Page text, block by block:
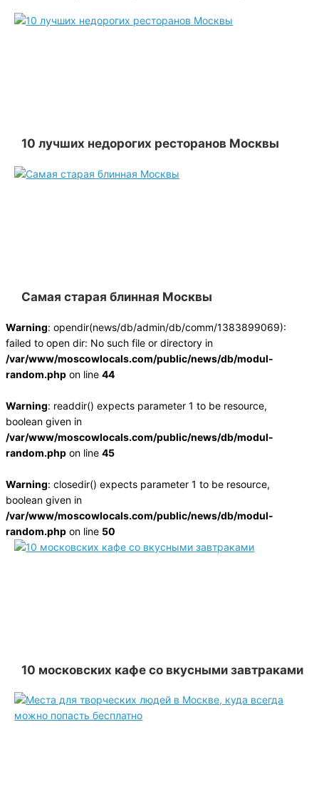
10 лучших недорогих ресторанов Москвы
Самая старая блинная Moсквы
Warning: opendir(news/db/admin/db/comm/1383899069):
failed to open dir: No such file or directory in
/var/www/moscowlocals.com/public/news/db/modul-
random.phpon line 44
Warning: readdir() expects parameter 1 to be resource,
boolean given in
/var/www/moscowlocals.com/public/news/db/modul-
random.phpon line 45
Warning: closedir() expects parameter 1 to be resource,
boolean given in
/var/www/moscowlocals.com/public/news/db/modul-
random.phpon line 50
10 московских кафе со вкусными завтраками